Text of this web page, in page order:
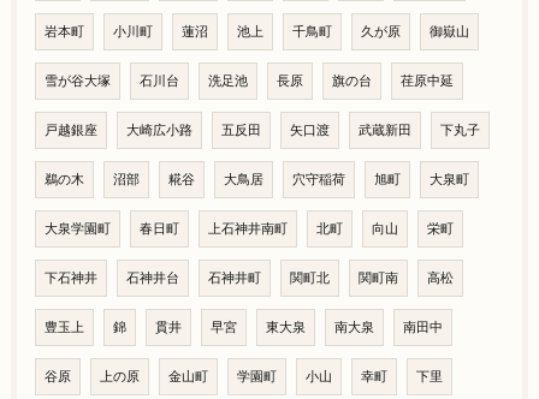
岩本町 小川町 蓮沼 池上 千鳥町 久が原 御嶽山
雪が谷大塚 石川台 洗足池 長原 旗の台 荏原中延
戸越銀座 大崎広小路 五反田 矢口渡 武蔵新田 下丸子
鵜の木 沼部 糀谷 大鳥居 穴守稲荷 旭町 大泉町
大泉学園町 春日町 上石神井南町 北町 向山 栄町
下石神井 石神井台 石神井町 関町北 関町南 高松
豊玉上 錦 貫井 早宮 東大泉 南大泉 南田中
谷原 上の原 金山町 学園町 小山 幸町 下里